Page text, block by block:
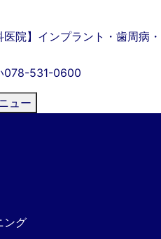
078-531-0600
ュー
ング